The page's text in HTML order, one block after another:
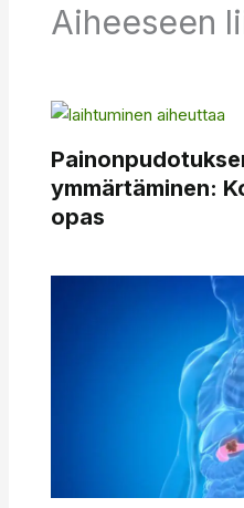
Aiheeseen
ymmärtäminen:
opas